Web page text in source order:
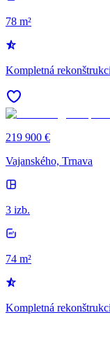
78 m²
Kompletná
219 900 €
Vajanského, Trnava
3 izb.
74 m²
Kompletná